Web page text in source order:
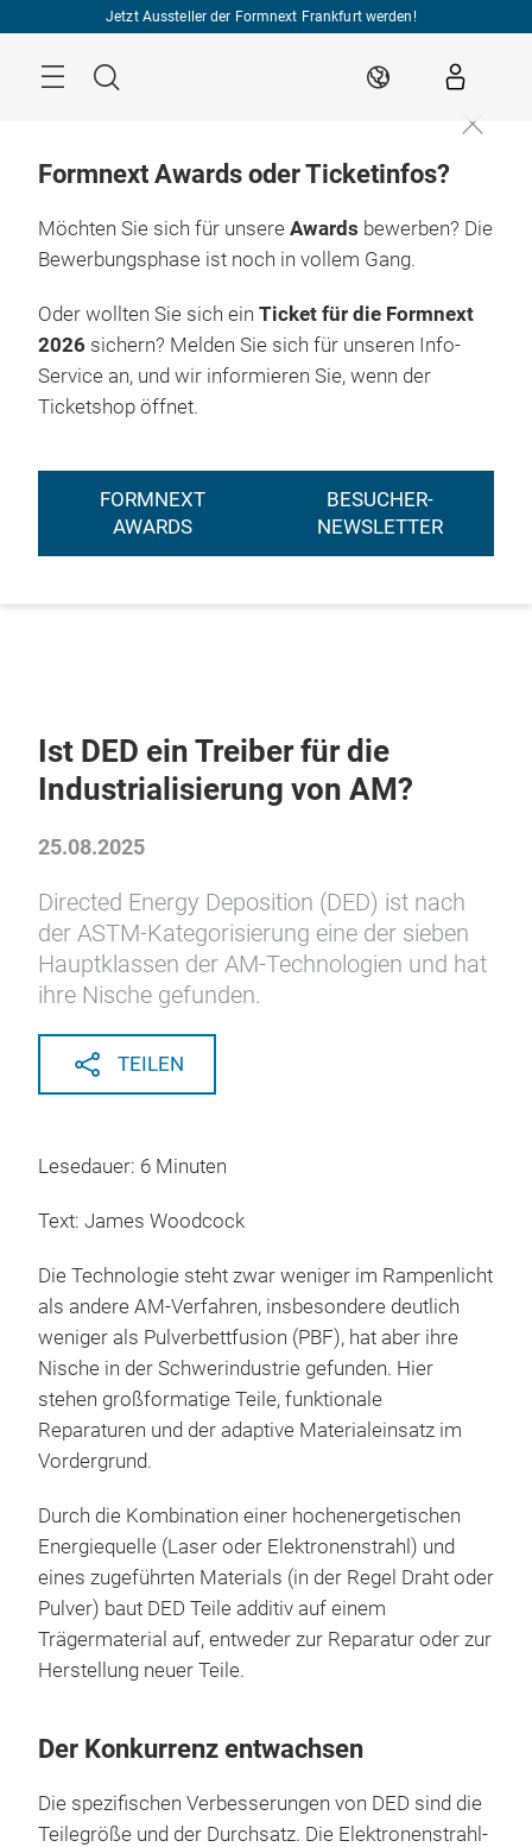
Jetzt Aussteller der Formnext Frankfurt werden!
Suche DE
Formnext Awards oder Ticketinfos?
Möchten Sie sich für unsere Awards bewerben? Die
Bewerbungsphase ist noch in vollem Gang.
Oder wollten Sie sich ein Ticket für die Formnext
2026 sichern? Melden Sie sich für unseren Info-
Service an, und wir informieren Sie, wenn der
Ticketshop öffnet.
FORMNEXT
AWARDS
BESUCHER-
NEWSLETTER
Ist DED ein Treiber für die
Industrialisierung von AM?
25.08.2025
Directed Energy Deposition (DED) ist nach
der ASTM-Kategorisierung eine der sieben
Hauptklassen der AM-Technologien und hat
ihre Nische gefunden.
TEILEN
Lesedauer: 6 Minuten
Text: James Woodcock
Die Technologie steht zwar weniger im Rampenlicht
als andere AM-Verfahren, insbesondere deutlich
weniger als Pulverbettfusion (PBF), hat aber ihre
Nische in der Schwerindustrie gefunden. Hier
stehen großformatige Teile, funktionale
Reparaturen und der adaptive Materialeinsatz im
Vordergrund.
Durch die Kombination einer hochenergetischen
Energiequelle (Laser oder Elektronenstrahl) und
eines zugeführten Materials (in der Regel Draht oder
Pulver) baut DED Teile additiv auf einem
Trägermaterial auf, entweder zur Reparatur oder zur
Herstellung neuer Teile.
Der Konkurrenz entwachsen
Die spezifischen Verbesserungen von DED sind die
Teilegröße und der Durchsatz. Die Elektronenstrahl-